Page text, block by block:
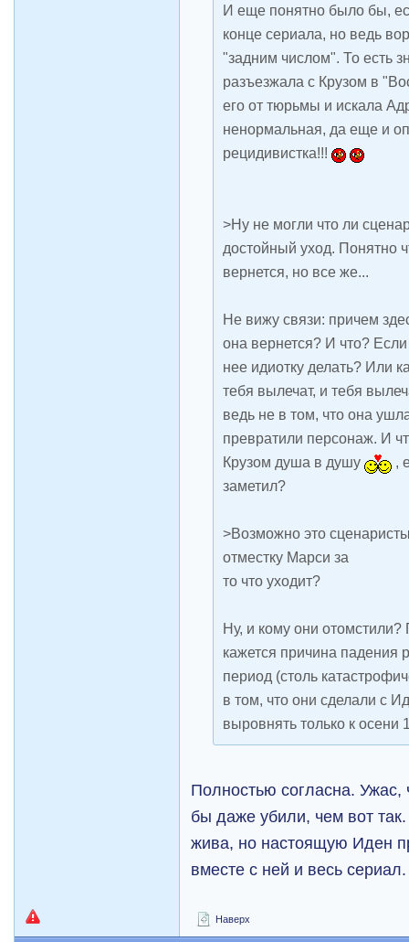
И еще понятно было бы,
конце сериала, но ведь
"задним числом". То есть
разъезжала с Крузом в
его от тюрьмы и искала
ненормальная, да еще и
рецидивистка!!!
>Ну не могли что ли
достойный уход. Понятно
вернется, но все же...
Не вижу связи: причем
она вернется? И что?
нее идиотку делать? Или
тебя вылечат, и тебя
ведь не в том, что она
превратили персонаж. И
Крузом душа в душу
,
заметил?
>Возможно это
отместку Марси за
то что уходит?
Ну, и кому они
кажется причина падения
период (столь
в том, что они сделали с
выровнять только к осени
Полностью согласна.
бы даже убили, чем вот
жива, но настоящую Иден
вместе с ней и весь сериал.
Наверх